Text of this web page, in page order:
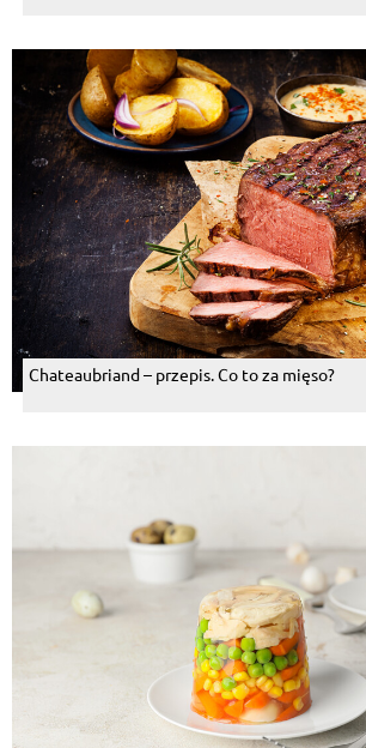
Chateaubriand – przepis. Co to za mięso?